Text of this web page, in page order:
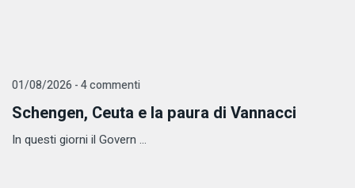
01/08/2026 - 4 commenti
Schengen, Ceuta e la paura di Vannacci
In questi giorni il Govern ...